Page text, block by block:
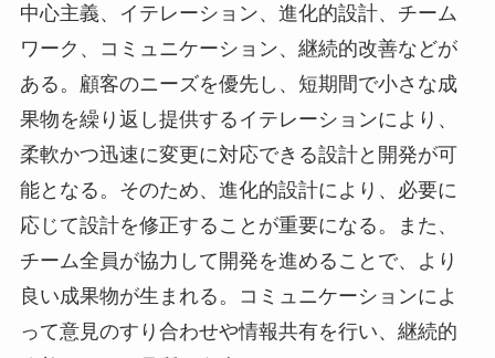
中心主義、イテレーション、進化的設計、チーム
ワーク、コミュニケーション、継続的改善などが
ある。顧客のニーズを優先し、短期間で小さな成
果物を繰り返し提供するイテレーションにより、
柔軟かつ迅速に変更に対応できる設計と開発が可
能となる。そのため、進化的設計により、必要に
応じて設計を修正することが重要になる。また、
チーム全員が協力して開発を進めることで、より
良い成果物が生まれる。コミュニケーションによ
って意見のすり合わせや情報共有を行い、継続的